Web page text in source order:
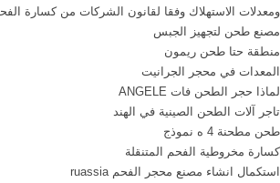
ومعدلات الاستهلاك وفقا لقانون الشركات من كسارة
مصنع طحن لتجهيز الجبس
منطقة حتا طحن ريمون
المعدات في محجر الجرانيت
لماذا حجر الطحن فات ANGELE
تاجر آلات الطحن الصينية في الهند
طحن مطحنة 4 ه نموذج
كسارة مخروطية الفحم المتنقلة
استكمال انشاء مصنع محجر الفحم ruassia